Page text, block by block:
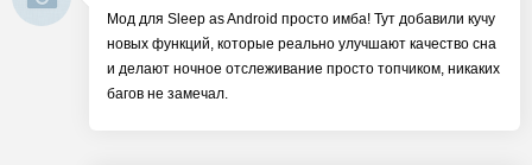
Мод для Sleep as Android просто имба! Тут добавили кучу
новых функций, которые реально улучшают качество сна
и делают ночное отслеживание просто топчиком, никаких
багов не замечал.